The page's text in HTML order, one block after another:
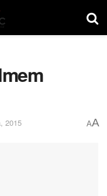
2015 AA